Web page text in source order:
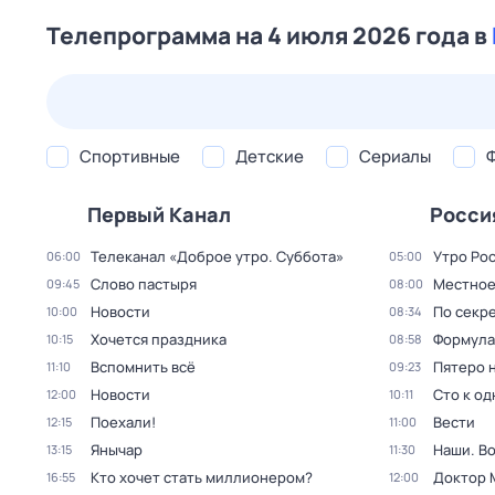
Телепрограмма на 4 июля 2026 года в
Спортивные Детские Сериалы
Первый Канал
06:00 Телеканал «Доброе утро. Суббота»
09:45 Слово пастыря
10:00 Новости
10:15 Хочется праздника
11:10 Вспомнить всё
12:00 Новости
12:15 Поехали!
13:15 Янычар
16:55 Кто хочет стать миллионером?
05:00 Утро
08:00
08:34 По
08:58
09:23 Пятеро
10:11 Сто к
11:00 Вести
11:30 Наши.
12:00 Доктор